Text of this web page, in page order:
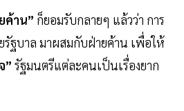
ค้าน” ก็ยอมรับกลายๆ แล้วว่า การ
รัฐบาล มาผสมกับฝ่ายค้าน เพื่อให้
” รัฐมนตรีแต่ละคนเป็นเรื่องยาก